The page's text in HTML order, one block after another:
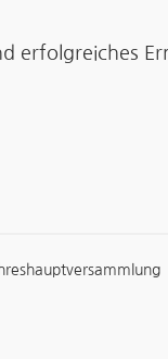
erfolgreiches